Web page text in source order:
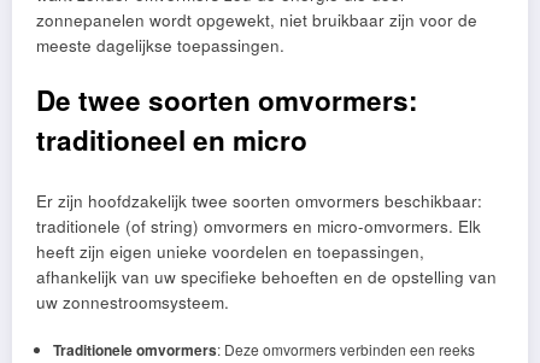
zonnepanelen wordt opgewekt, niet bruikbaar zijn voor de
meeste dagelijkse toepassingen.
De twee soorten omvormers:
traditioneel en micro
Er zijn hoofdzakelijk twee soorten omvormers beschikbaar:
traditionele (of string) omvormers en micro-omvormers. Elk
heeft zijn eigen unieke voordelen en toepassingen,
afhankelijk van uw specifieke behoeften en de opstelling van
uw zonnestroomsysteem.
Traditionele omvormers: Deze omvormers verbinden een reeks